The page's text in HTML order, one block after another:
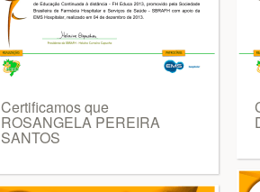
Certificamos que
ROSANGELA PEREIRA
SANTOS